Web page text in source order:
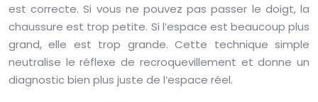
est correcte. Si vous ne pouvez pas passer le doigt, la
chaussure est trop petite. Si l’espace est beaucoup plus
grand, elle est trop grande. Cette technique simple
neutralise le réflexe de recroquevillement et donne un
diagnostic bien plus juste de l’espace réel.